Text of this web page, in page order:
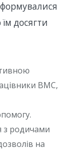
досягти
ВМС,
з родичами
на